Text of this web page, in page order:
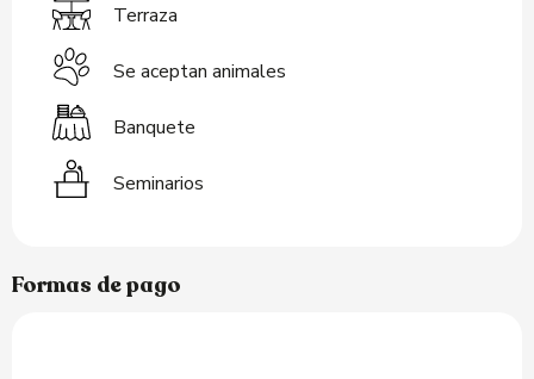
Terraza
Se aceptan animales
Banquete
Seminarios
Formas de pago